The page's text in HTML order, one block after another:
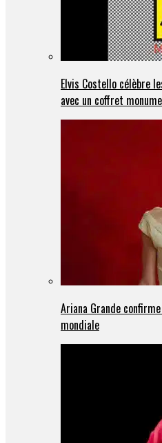
Elvis Costello célèbre
avec un coffret
Ariana Grande
mondiale